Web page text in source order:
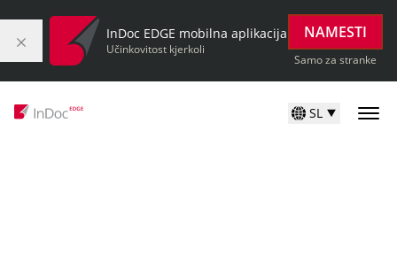
InDoc EDGE mobilna aplikacija
Učinkovitost kjerkoli
NAMESTI
Samo za stranke
SL